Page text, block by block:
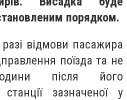
порядком.
відмови пасажира
поїзда та не
після його
зазначеної у